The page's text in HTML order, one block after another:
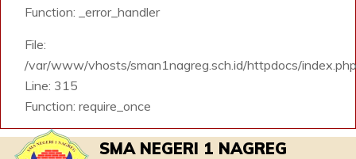
Function: _error_handler
File:
/var/www/vhosts/sman1nagreg.sch.id/httpdocs/index.php
Line: 315
Function: require_once
SMA NEGERI 1 NAGREG